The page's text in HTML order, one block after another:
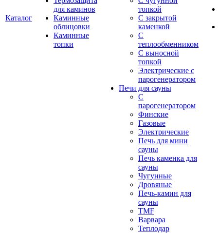
Каталог
для каминов
Каминные
облицовки
Каминные
топки
топкой
С закрытой
каменкой
С
теплообменником
С выносной
топкой
Электрические с
парогенератором
Печи для сауны
С
парогенератором
Финские
Газовые
Электрические
Печь для мини
сауны
Печь каменка для
сауны
Чугунные
Дровяные
Печь-камин для
сауны
TMF
Варвара
Теплодар